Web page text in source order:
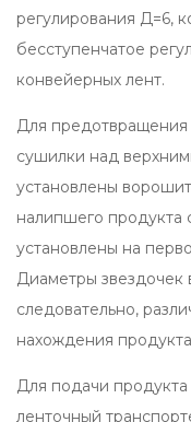
регулирования Д=6,
бесступенчатое
конвейерных лент.
Для
сушилки над
установлены
налипшего продукта
установлены на
Диаметры звездочек
следовательно,
нахождения
Для подачи
ленточный